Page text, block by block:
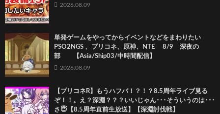
2026.08.09
単発ゲームをやってからイベントなどをまわりたい
PSO2NGS 、プリコネ、原神、NTE 8/9 深夜の
部 【Asia/Ship03/中時間配信】
2026.08.09
【プリコネR】もうハフバ！？！？8.5周年ライブ見る
ぞ！！。え？深淵？？？いいじゃん･･･そういうのは･･･
さ😇【8.5周年直前生放送】【深淵討伐戦】